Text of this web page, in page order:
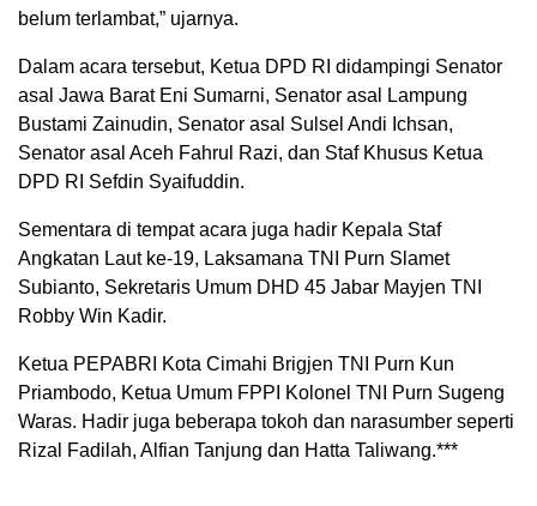
belum terlambat,” ujarnya.
Dalam acara tersebut, Ketua DPD RI didampingi Senator
asal Jawa Barat Eni Sumarni, Senator asal Lampung
Bustami Zainudin, Senator asal Sulsel Andi Ichsan,
Senator asal Aceh Fahrul Razi, dan Staf Khusus Ketua
DPD RI Sefdin Syaifuddin.
Sementara di tempat acara juga hadir Kepala Staf
Angkatan Laut ke-19, Laksamana TNI Purn Slamet
Subianto, Sekretaris Umum DHD 45 Jabar Mayjen TNI
Robby Win Kadir.
Ketua PEPABRI Kota Cimahi Brigjen TNI Purn Kun
Priambodo, Ketua Umum FPPI Kolonel TNI Purn Sugeng
Waras. Hadir juga beberapa tokoh dan narasumber seperti
Rizal Fadilah, Alfian Tanjung dan Hatta Taliwang.***